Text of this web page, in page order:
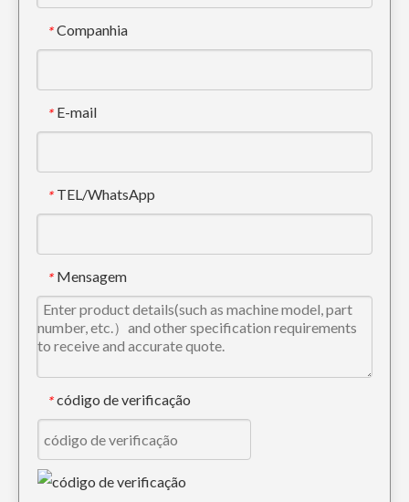
* Companhia
* E-mail
* TEL/WhatsApp
* Mensagem
* código de verificação